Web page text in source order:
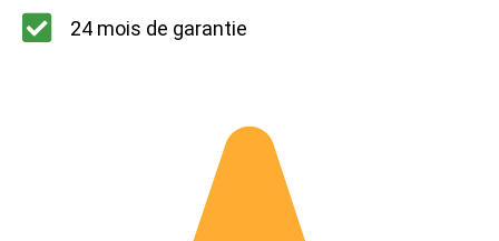
24 mois de garantie